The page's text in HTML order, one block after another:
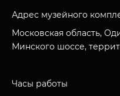
Адрес музейного
Московская область,
Минского шоссе,
Часы работы